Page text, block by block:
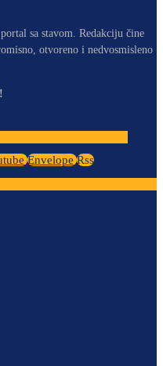
sa stavom. Redakciju čine
otvoreno i nedvosmisleno
Envelope Rss